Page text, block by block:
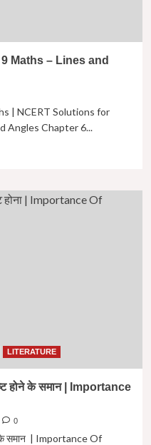
Maths – Lines and
| NCERT Solutions for
Angles Chapter 6...
LITERATURE
होने के समान | Importance
0
के समान | Importance Of